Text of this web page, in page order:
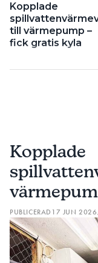
Kopplade
till värmepump –
fick gratis kyla
Kopplade
PUBLICERAD 17 JUN